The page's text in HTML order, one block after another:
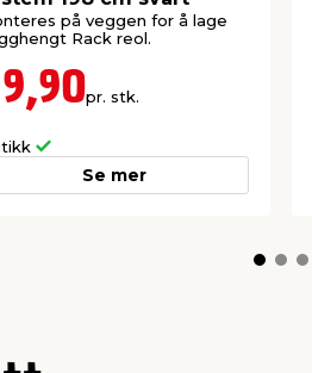
på veggen for å lage
Rack reol.
pr. stk.
Se mer